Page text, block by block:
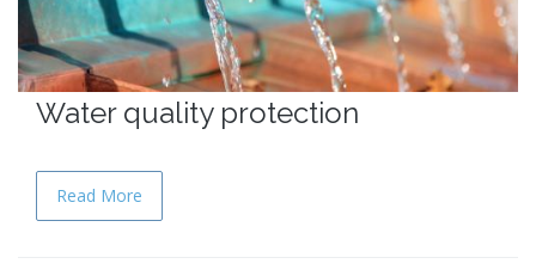
Water quality protection
Read More